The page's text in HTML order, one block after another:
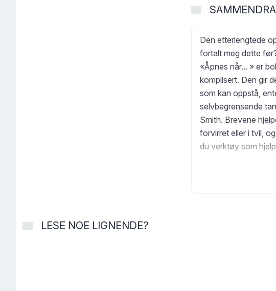
Den etterlengtede
fortalt meg dette
«Åpnes når... » er
komplisert. Den gir
som kan oppstå,
selvbegrensende
Smith. Brevene
forvirret eller i tvil,
du verktøy som
et tidspunkt. Enten
LESE NOE LIGNENDE?